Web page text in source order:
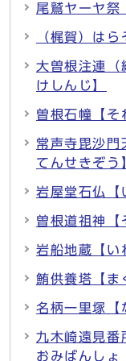
尾鷲ヤーヤ祭
（梶賀）は
大曽根注連（
けしんじ】
曽根石幢【そ
常声寺毘沙門
てんせきぞう
岩屋堂石仏【
曽根道祖神【
岩船地蔵【い
鮪供養塔【ま
名柄一里塚【
九木崎遠見番
おみばんしょ